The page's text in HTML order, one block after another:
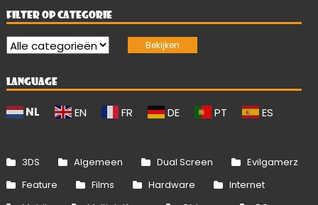
FILTER OP CATEGORIE
LANGUAGE
NL EN FR DE PT ES
3DS Algemeen Dual Screen
Evilgamerz
Feature
Films Hardware
Internet